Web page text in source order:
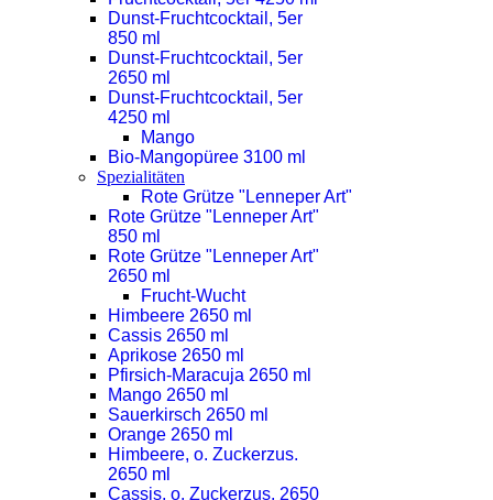
Dunst-Fruchtcocktail, 5er
850 ml
Dunst-Fruchtcocktail, 5er
2650 ml
Dunst-Fruchtcocktail, 5er
4250 ml
Mango
Bio-Mangopüree 3100 ml
Spezialitäten
Rote Grütze "Lenneper Art"
Rote Grütze "Lenneper Art"
850 ml
Rote Grütze "Lenneper Art"
2650 ml
Frucht-Wucht
Himbeere 2650 ml
Cassis 2650 ml
Aprikose 2650 ml
Pfirsich-Maracuja 2650 ml
Mango 2650 ml
Sauerkirsch 2650 ml
Orange 2650 ml
Himbeere, o. Zuckerzus.
2650 ml
Cassis, o. Zuckerzus. 2650